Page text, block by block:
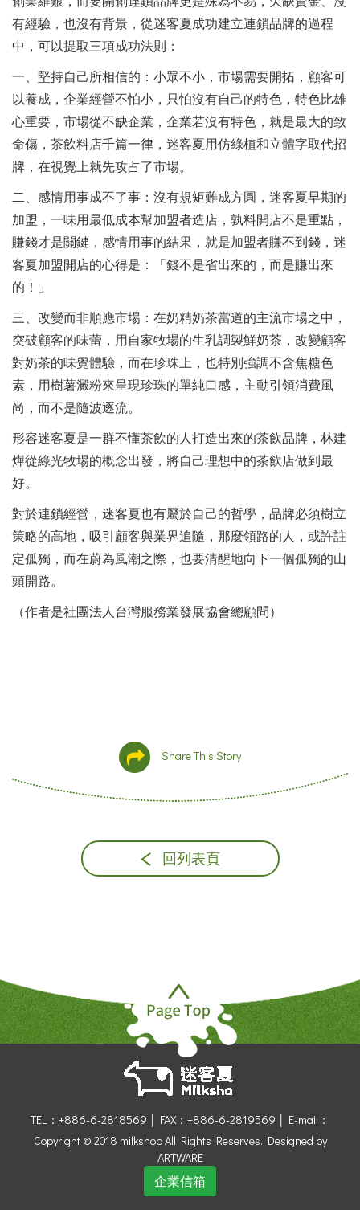
有經驗，也沒有背景，從迷客夏成功建立連鎖品牌的過程
中，可以提取三項成功法則：
一、堅持自己所相信的：小眾不小，市場需要開拓，顧客可
以養成，企業經營不怕小，只怕沒有自己的特色，特色比雄
心重要，市場從不缺企業，企業若沒有特色，就是最大的致
命傷，茶飲料店千篇一律，迷客夏用仿綠植和立體字取代招
牌，在視覺上就先攻占了市場。
二、感情用事成不了事：沒有規矩難成方圓，迷客夏早期的
加盟，一味用最低成本幫加盟者造店，孰料開店不是重點，
賺錢才是關鍵，感情用事的結果，就是加盟者賺不到錢，迷
客夏加盟開店的心得是：「錢不是省出來的，而是賺出來
的！」
三、改變而非順應市場：在奶精奶茶當道的主流市場之中，
突破顧客的味蕾，用自家牧場的生乳調製鮮奶茶，改變顧客
對奶茶的味覺體驗，而在珍珠上，也特別強調不含焦糖色
素，用樹薯澱粉來呈現珍珠的單純口感，主動引領消費風
尚，而不是隨波逐流。
形容迷客夏是一群不懂茶飲的人打造出來的茶飲品牌，林建
燁從綠光牧場的概念出發，將自己理想中的茶飲店做到最
好。
對於連鎖經營，迷客夏也有屬於自己的哲學，品牌必須樹立
策略的高地，吸引顧客與業界追隨，那麼領路的人，或許註
定孤獨，而在蔚為風潮之際，也要清醒地向下一個孤獨的山
頭開路。
（作者是社團法人台灣服務業發展協會總顧問）
Share This Story
回列表頁
TEL：+886-6-2818569 │ FAX：+886-6-2819569 │
E-mail：
Copyright © 2018 milkshop All Rights Reserves. Designed by
ARTWARE
企業信箱